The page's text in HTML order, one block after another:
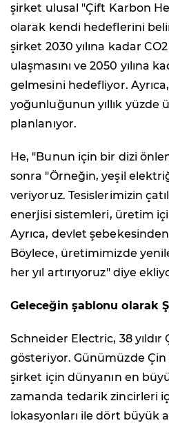
şirket ulusal "Çift Karbon
olarak kendi hedeflerini
şirket 2030 yılına kadar
ulaşmasını ve 2050 yılına
gelmesini hedefliyor.
yoğunluğunun yıllık yüzde
planlanıyor.
He, "Bunun için bir dizi
sonra "Örneğin, yeşil
veriyoruz. Tesislerimizin
enerjisi sistemleri, üretim
Ayrıca, devlet
Böylece, üretimimizde
her yıl artırıyoruz" diye
Geleceğin şablonu olarak
Schneider Electric, 38
gösteriyor. Günümüzde
şirket için dünyanın en
zamanda tedarik zincirleri
lokasyonları ile dört büyük